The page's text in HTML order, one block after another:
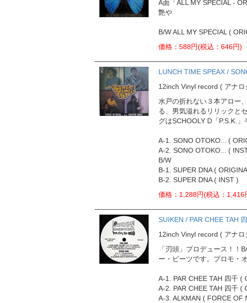
A面「ALL MY SPECIAL -
艶や
B/W ALL MY SPECIAL (
価格：588円(税込：646円)
LUNCH TIME SPEAX /
12inch Vinyl record ( アナ
水戸の折れない３本アロー
る、男気溢れるリリックと
グはSCHOOLY D「P.S.K.」
A-1. SONO OTOKO... (
A-2. SONO OTOKO... (
B/W
B-1. SUPER DNA (
B-2. SUPER DNA ( INST )
価格：1,288円(税込：1,416
SUIKEN / PAR CHEE TAH
12inch Vinyl record ( アナ
「刃頭」プロデュース！！
ー・ビーツです。プロモ・
A-1. PAR CHEE TAH 四千 (
A-2. PAR CHEE TAH 四千 (
A-3. ALKMAN ( FORCE OF